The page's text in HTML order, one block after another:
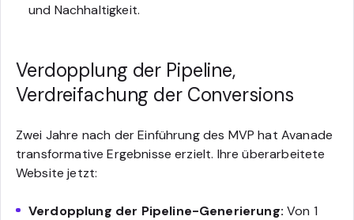
und Nachhaltigkeit.
Verdopplung der Pipeline,
Verdreifachung der Conversions
Zwei Jahre nach der Einführung des MVP hat Avanade
transformative Ergebnisse erzielt. Ihre überarbeitete
Website jetzt:
Verdopplung der Pipeline-Generierung: Von 1